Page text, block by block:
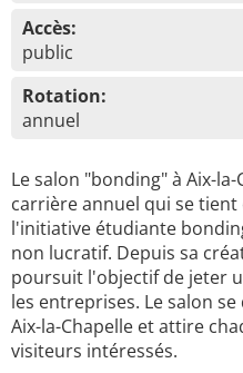
Accès:
public
Rotation:
annuel
Le salon "bonding" à Aix-
carrière annuel qui se
l'initiative étudiante
non lucratif. Depuis sa
poursuit l'objectif de jeter
les entreprises. Le salon
Aix-la-Chapelle et attire
visiteurs intéressés.